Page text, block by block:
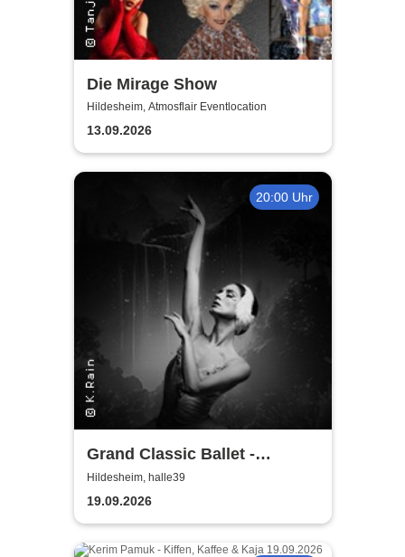
Die Mirage Show
Hildesheim, Atmosflair Eventlocation
13.09.2026
20:00 Uhr
Grand Classic Ballet -
Schwanensee - Jenseits der
Bühne mit live Streichquartett
Hildesheim, halle39
19.09.2026